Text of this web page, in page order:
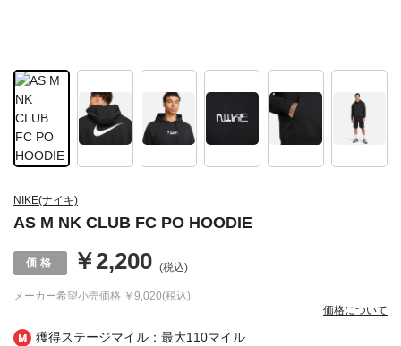
獲得ステージマイル：最大110マイル
NIKE(ナイキ)
AS M NK CLUB FC PO HOODIE
メーカー希望小売価格 ￥9,020(税込)
￥2,200 (税込)
価格について